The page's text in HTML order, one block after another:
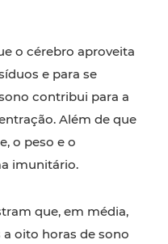
o cérebro aproveita
e para se
contribui para a
Além de que
o peso e o
imunitário.
que, em média,
oito horas de sono